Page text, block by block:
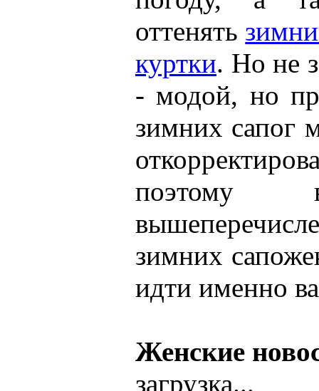
оттенять
куртки. Но не
- модой, но
зимних сапог
поэтому
зимних
идти именно
Женские
загрузка...